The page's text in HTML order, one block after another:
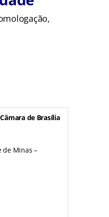
de Brasília
de Minas –